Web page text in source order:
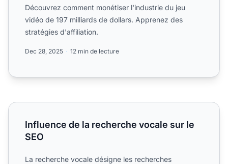
Découvrez comment monétiser l'industrie du jeu
vidéo de 197 milliards de dollars. Apprenez des
stratégies d'affiliation.
Dec 28, 2025 12 min de lecture
Influence de la recherche vocale sur le SEO
Influence de la recherche vocale sur le
SEO
La recherche vocale désigne les recherches